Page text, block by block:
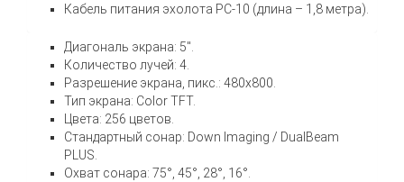
Кабель питания эхолота PC-10 (длина – 1,8 метра).
Диагональ экрана: 5″.
Количество лучей: 4.
Разрешение экрана, пикс.: 480х800.
Тип экрана: Color TFT.
Цвета: 256 цветов.
Стандартный сонар: Down Imaging / DualBeam
PLUS.
Охват сонара: 75°, 45°, 28°, 16°.